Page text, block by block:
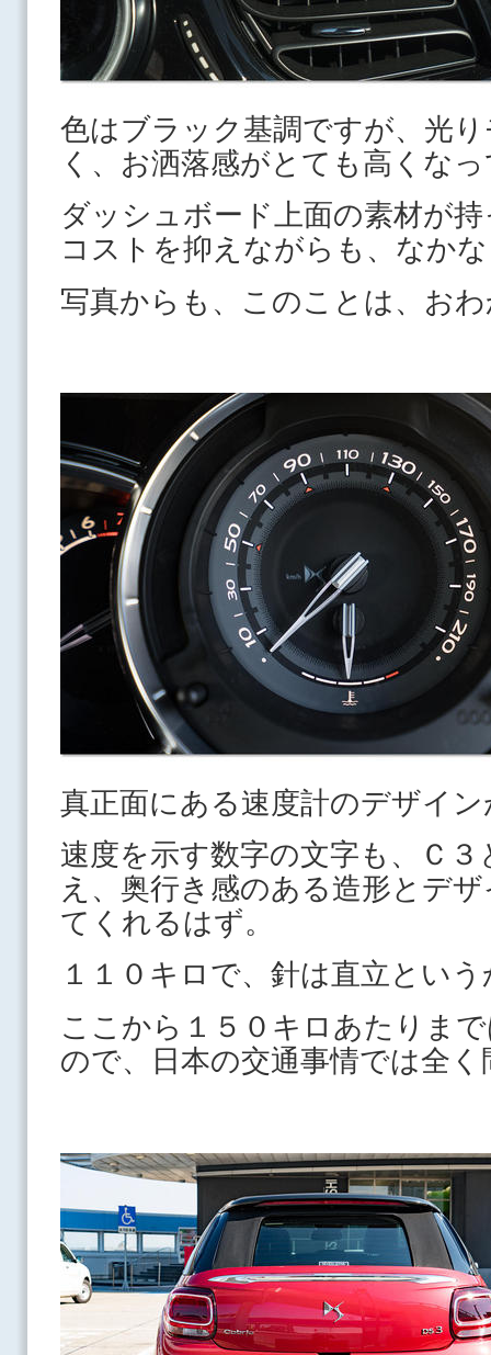
色はブラック基調ですが、光
く、お洒落感がとても高くな
ダッシュボード上面の素材が
コストを抑えながらも、なか
写真からも、このことは、お
真正面にある速度計のデザイ
速度を示す数字の文字も、Ｃ
え、奥行き感のある造形とデ
てくれるはず。
１１０キロで、針は直立とい
ここから１５０キロあたりま
ので、日本の交通事情では全く